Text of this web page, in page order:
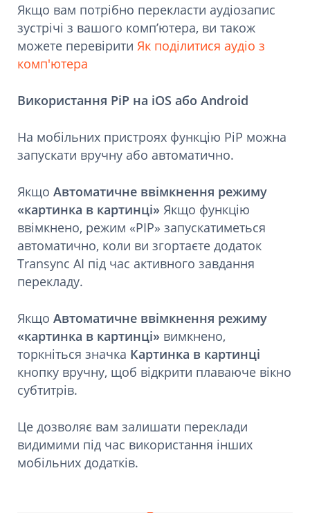
Якщо вам потрібно перекласти аудіозапис
зустрічі з вашого комп’ютера, ви також
можете перевірити Як поділитися аудіо з
комп'ютера
Використання PiP на iOS або Android
На мобільних пристроях функцію PiP можна
запускати вручну або автоматично.
Якщо Автоматичне ввімкнення режиму
«картинка в картинці» Якщо функцію
ввімкнено, режим «PIP» запускатиметься
автоматично, коли ви згортаєте додаток
Transync AI під час активного завдання
перекладу.
Якщо Автоматичне ввімкнення режиму
«картинка в картинці» вимкнено,
торкніться значка Картинка в картинці
кнопку вручну, щоб відкрити плаваюче вікно
субтитрів.
Це дозволяє вам залишати переклади
видимими під час використання інших
мобільних додатків.